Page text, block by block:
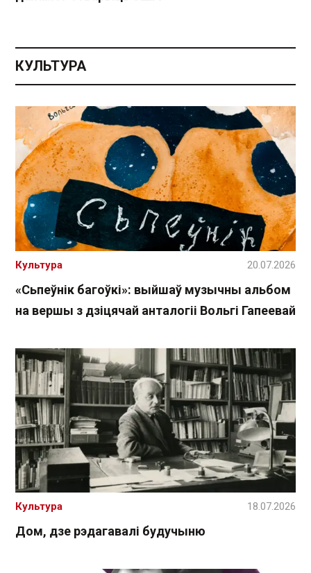
КУЛЬТУРА
«Сьпеўнік багоўкі»: выйшаў музычны альбом
на вершы з дзіцячай анталогіі Вольгі Гапеевай
Культура 20.07.2026
Дом, дзе рэдагавалі будучыню
Культура 18.07.2026